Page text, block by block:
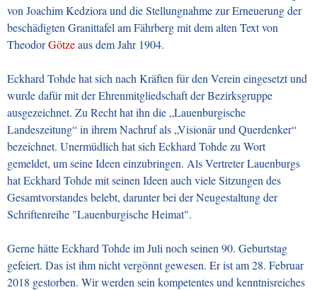
von Joachim Kedziora und die Stellungnahme zur Erneuerung der
beschädigten Granittafel am Fährberg mit dem alten Text von
TheodorGötzeaus dem Jahr 1904.
Eckhard Tohde hat sich nach Kräften für den Verein eingesetzt und
wurde dafür mit der Ehrenmitgliedschaft der Bezirksgruppe
ausgezeichnet. Zu Recht hat ihn die „Lauenburgische
Landeszeitung“in ihrem Nachruf als „Visionär und Querdenker“
bezeichnet. Unermüdlich hat sich Eckhard Tohde zu Wort
gemeldet, um seine Ideen einzubringen. Als Vertreter Lauenburgs
hat Eckhard Tohde mit seinen Ideen auch viele Sitzungen des
Gesamtvorstandes belebt, darunter bei der Neugestaltung der
Schriftenreihe "Lauenburgische Heimat".
Gerne hätte Eckhard Tohde im Juli noch seinen 90. Geburtstag
gefeiert. Das ist ihm nicht vergönnt gewesen. Er ist am 28. Februar
2018 gestorben. Wir werden sein kompetentes und kenntnisreiches